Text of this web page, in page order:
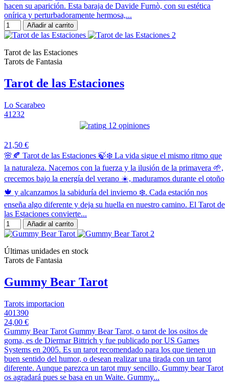
hacen su aparición. Esta baraja de Davide Furnò, con su estética
onírica y perturbadoramente hermosa,...
Añadir al carrito
Tarot de las Estaciones
Tarots de Fantasia
Tarot de las Estaciones
Lo Scarabeo
41232
12 opiniones
21,50 €
🌸🍂 Tarot de las Estaciones 🍃❄️ La vida sigue el mismo ritmo que
la naturaleza. Nacemos con la fuerza y la ilusión de la primavera 🌱,
crecemos bajo la energía del verano ☀️, maduramos durante el otoño
🍁 y alcanzamos la sabiduría del invierno ❄️. Cada estación nos
enseña algo diferente y deja su huella en nuestro camino. El Tarot de
las Estaciones convierte...
Añadir al carrito
Últimas unidades en stock
Tarots de Fantasia
Gummy Bear Tarot
Tarots importacion
401390
24,00 €
Gummy Bear Tarot Gummy Bear Tarot, o tarot de los ositos de
goma, es de Diermar Bittrich y fue publicado por US Games
Systems en 2005. Es un tarot recomendado para los que tienen un
buen sentido del humor, o desean realizar una tirada con un tarot
diferente. Aunque parezca un tarot muy sencillo, Gummy bear Tarot
os agradará pues se basa en un Waite. Gummy...